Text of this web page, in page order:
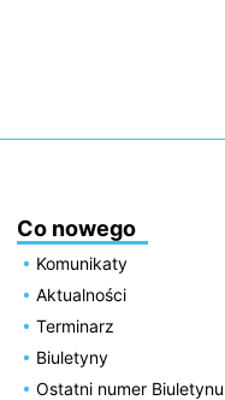
Co nowego
Komunikaty
Aktualności
Terminarz
Biuletyny
Ostatni numer Biuletynu